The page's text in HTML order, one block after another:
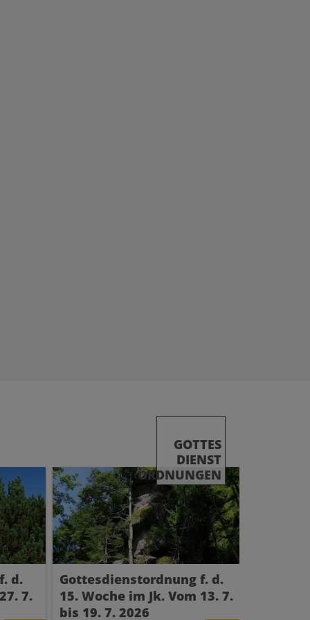
GOTTES
DIENST
ORDNUNGEN
d.
7.
Gottesdienstordnung f. d.
15. Woche im Jk. Vom 13. 7.
bis 19. 7. 2026